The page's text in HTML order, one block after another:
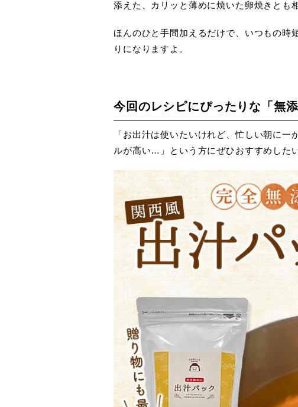
添えた、カリッと薄めに焼いた卵焼きとも
ほんのひと手間加えるだけで、いつもの時
りになりますよ。
今回のレシピにぴったりな「無
「お出汁は使いたいけれど、忙しい朝に一
ルが高い…」という方にぜひおすすめした